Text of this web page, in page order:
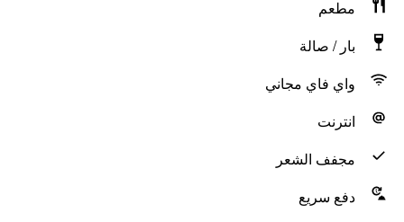
مطعم
بار / صالة
واي فاي مجاني
انترنت
مجفف الشعر
دفع سريع